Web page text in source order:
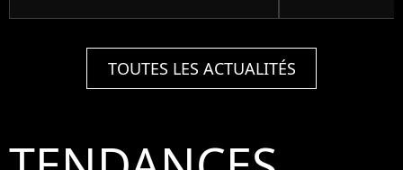
TOUTES LES ACTUALITÉS